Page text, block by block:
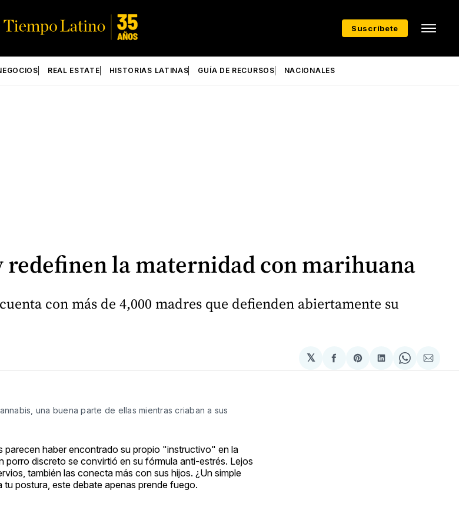
Suscríbete
REAL ESTATE HISTORIAS LATINAS GUÍA DE RECURSOS NACIONALES
redefinen la maternidad con marihuana
con más de 4,000 madres que defienden abiertamente su
𝕏
Compartir
en
Share
on
Compartir
en
Share
on
via
una buena parte de ellas mientras criaban a sus
parecen haber encontrado su propio "instructivo" en la
porro discreto se convirtió en su fórmula anti-estrés. Lejos
también las conecta más con sus hijos. ¿Un simple
postura, este debate apenas prende fuego.